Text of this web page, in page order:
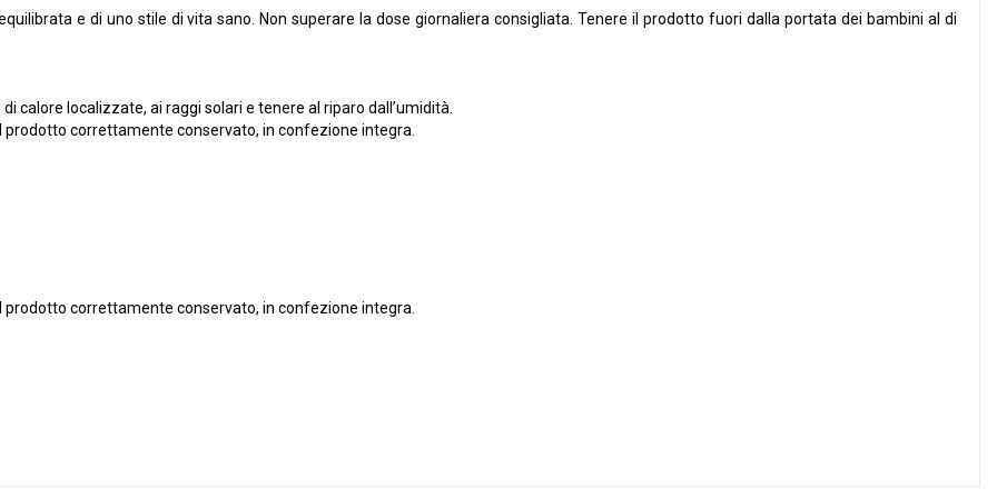
e di uno stile di vita sano. Non superare la dose giornaliera consigliata. Tenere il prodotto fuori dalla portata dei bambini al di
calore localizzate, ai raggi solari e tenere al riparo dall’umidità.
correttamente conservato, in confezione integra.
correttamente conservato, in confezione integra.